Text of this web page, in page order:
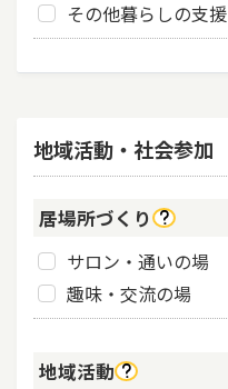
その他暮らしの支援
地域活動・社会参加
居場所づくり
サロン・通いの場
趣味・交流の場
地域活動